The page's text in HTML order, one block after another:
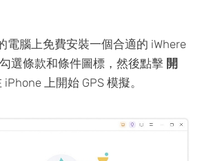
電腦上免費安裝一個合適的 iWhere
選條款和條件圖標，然後點擊 開
上開始 GPS 模擬。